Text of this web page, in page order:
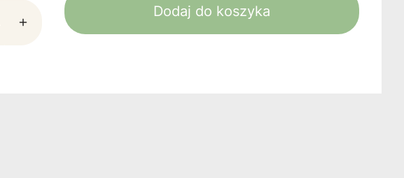
Dodaj do koszyka